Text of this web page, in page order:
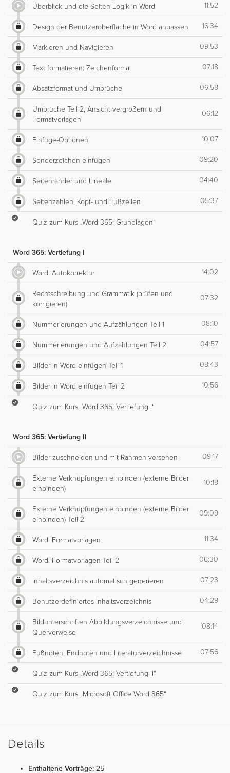
Überblick und die Seiten-Logik in Word 11:52
Design der Benutzeroberfläche in Word anpassen 16:34
Markieren und Navigieren 09:53
Text formatieren: Zeichenformat 07:18
Absatzformat und Umbrüche 06:58
Umbrüche Teil 2, Ansicht vergrößern und
Formatvorlagen
06:12
Einfüge-Optionen 10:07
Sonderzeichen einfügen 09:20
Seitenränder und Lineale 04:40
Seitenzahlen, Kopf- und Fußzeilen 05:37
Quiz zum Kurs „Word 365: Grundlagen“
Word 365: Vertiefung I
Word: Autokorrektur 14:02
Rechtschreibung und Grammatik (prüfen und
korrigieren)
07:32
Nummerierungen und Aufzählungen Teil 1 08:10
Nummerierungen und Aufzählungen Teil 2 04:57
Bilder in Word einfügen Teil 1 08:43
Bilder in Word einfügen Teil 2 10:56
Quiz zum Kurs „Word 365: Vertiefung I“
Word 365: Vertiefung II
Bilder zuschneiden und mit Rahmen versehen 09:17
Externe Verknüpfungen einbinden (externe Bilder
einbinden)
10:18
Externe Verknüpfungen einbinden (externe Bilder
einbinden) Teil 2
09:09
Word: Formatvorlagen 11:34
Word: Formatvorlagen Teil 2 06:30
Inhaltsverzeichnis automatisch generieren 07:23
Benutzerdefiniertes Inhaltsverzeichnis 04:29
Bildunterschriften Abbildungsverzeichnisse und
Querverweise
08:14
Fußnoten, Endnoten und Literaturverzeichnisse 07:56
Quiz zum Kurs „Word 365: Vertiefung II“
Quiz zum Kurs „Microsoft Office Word 365“
Details
Enthaltene Vorträge: 25